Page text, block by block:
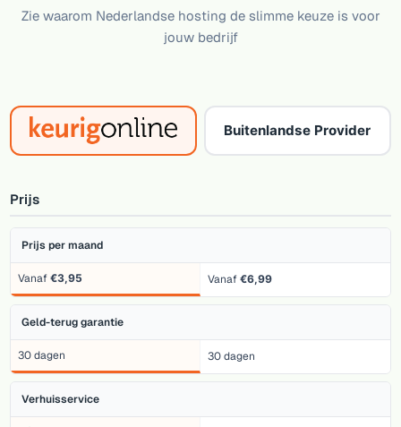
Zie waarom Nederlandse hosting de slimme keuze is voor
jouw bedrijf
Buitenlandse Provider
Prijs
Prijs per maand
Vanaf€3,95 Vanaf €6,99
Geld-terug garantie
30 dagen 30 dagen
Verhuisservice